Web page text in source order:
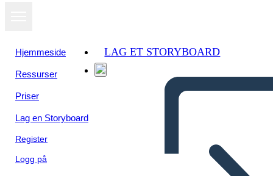
Hjemmeside
Ressurser
Priser
Lag en Storyboard
Register
Logg på
LAG ET STORYBOARD